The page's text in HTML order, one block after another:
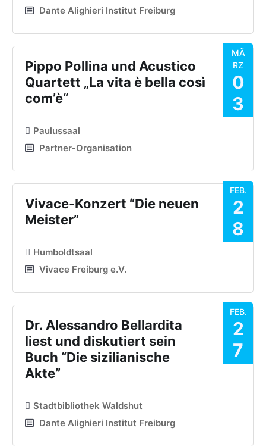
Dante Alighieri Institut Freiburg
MÄ
RZ
0
3
Pippo Pollina und Acustico
Quartett „La vita è bella così
com’è“
Paulussaal
Partner-Organisation
FEB.
2
8
Vivace-Konzert “Die neuen
Meister”
Humboldtsaal
Vivace Freiburg e.V.
FEB.
2
7
Dr. Alessandro Bellardita
liest und diskutiert sein
Buch “Die sizilianische
Akte”
Stadtbibliothek Waldshut
Dante Alighieri Institut Freiburg